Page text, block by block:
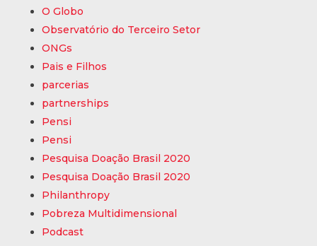
O Globo
Observatório do Terceiro Setor
ONGs
Pais e Filhos
parcerias
partnerships
Pensi
Pensi
Pesquisa Doação Brasil 2020
Pesquisa Doação Brasil 2020
Philanthropy
Pobreza Multidimensional
Podcast